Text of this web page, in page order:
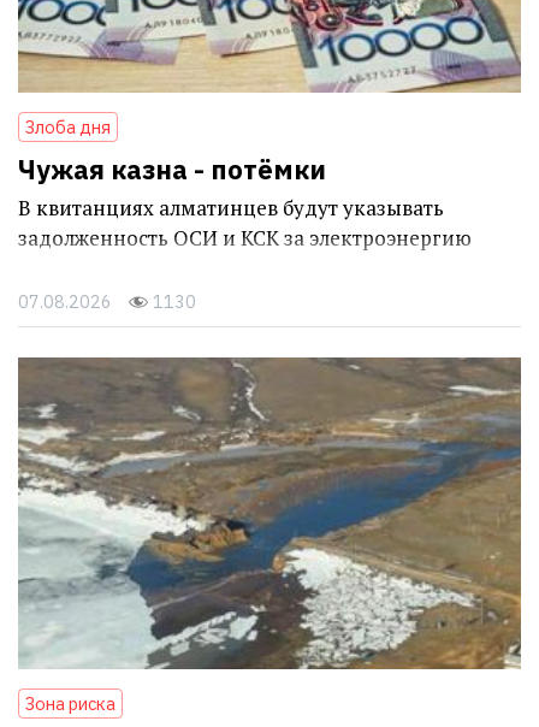
Злоба дня
Чужая казна - потёмки
В квитанциях алматинцев будут указывать
задолженность ОСИ и КСК за электроэнергию
07.08.2026 1130
Зона риска